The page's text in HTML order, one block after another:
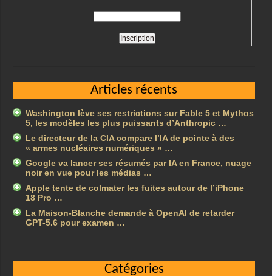
Articles récents
Washington lève ses restrictions sur Fable 5 et Mythos
5, les modèles les plus puissants d’Anthropic …
Le directeur de la CIA compare l’IA de pointe à des
« armes nucléaires numériques » …
Google va lancer ses résumés par IA en France, nuage
noir en vue pour les médias …
Apple tente de colmater les fuites autour de l’iPhone
18 Pro …
La Maison-Blanche demande à OpenAI de retarder
GPT-5.6 pour examen …
Catégories